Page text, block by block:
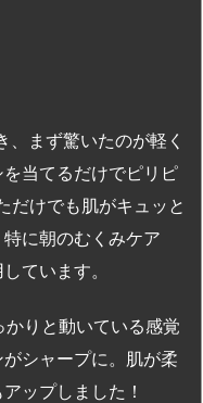
、まず驚いたのが軽く
当てるだけでピリピ
だけでも肌がキュッと
に朝のむくみケア
ています。
りと動いている感覚
シャープに。肌が柔
ップしました！